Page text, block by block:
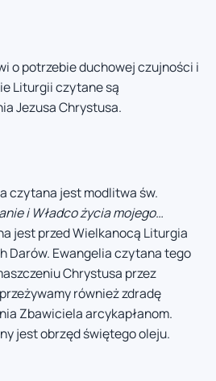
o potrzebie duchowej czujności i
Liturgii czytane są
Jezusa Chrystusa.
czytana jest modlitwa św.
i Władco życia mojego…
jest przed Wielkanocą Liturgia
Darów. Ewangelia czytana tego
Chrystusa przez
również zdradę
Zbawiciela arcykapłanom.
jest obrzęd świętego oleju.